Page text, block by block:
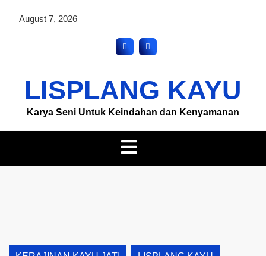
August 7, 2026
LISPLANG KAYU
Karya Seni Untuk Keindahan dan Kenyamanan